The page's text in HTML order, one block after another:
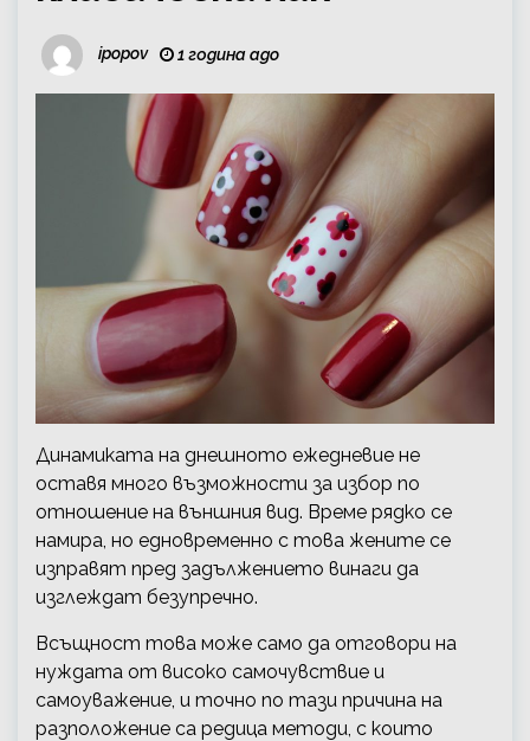
ipopov 1 година ago
Динамиката на днешното ежедневие не
оставя много възможности за избор по
отношение на външния вид. Време рядко се
намира, но едновременно с това жените се
изправят пред задължението винаги да
изглеждат безупречно.
Всъщност това може само да отговори на
нуждата от високо самочувствие и
самоуважение, и точно по тази причина на
разположение са редица методи, с които